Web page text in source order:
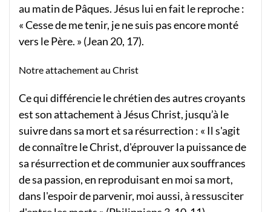
au matin de Pâques. Jésus lui en fait le reproche :
« Cesse de me tenir, je ne suis pas encore monté
vers le Père. » (Jean 20, 17).
Notre attachement au Christ
Ce qui différencie le chrétien des autres croyants
est son attachement à Jésus Christ, jusqu’à le
suivre dans sa mort et sa résurrection : « Il s'agit
de connaître le Christ, d'éprouver la puissance de
sa résurrection et de communier aux souffrances
de sa passion, en reproduisant en moi sa mort,
dans l'espoir de parvenir, moi aussi, à ressusciter